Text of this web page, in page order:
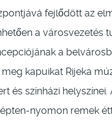
fejlődött az
a városvezetés
a
kapuikat Rijeka
és színházi helyszínei.
nyomon remek